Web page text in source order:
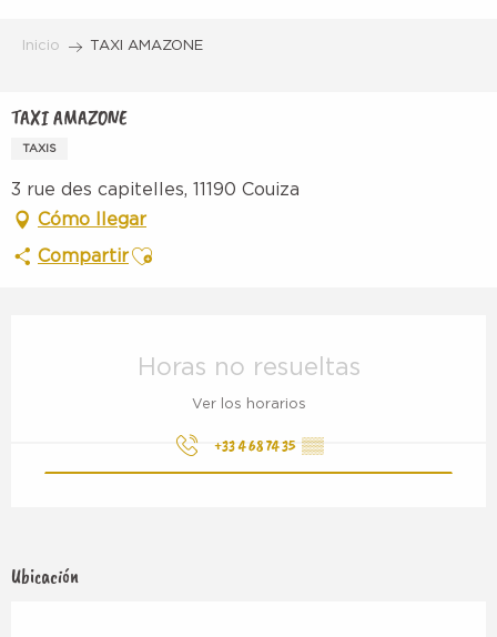
Inicio TAXI AMAZONE
TAXI AMAZONE
TAXIS
3 rue des capitelles, 11190 Couiza
Cómo llegar
CompartirAjouter aux favoris
Horas no resueltas
Ver los horarios
+33 4 68 74 35 ▒▒
Ubicación